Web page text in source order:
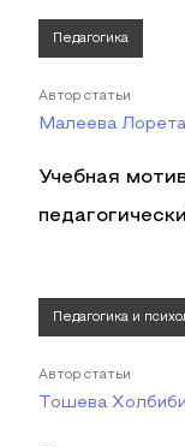
Педагогика
Автор статьи
Малеева
Учебная
Педагогика и
Автор статьи
Тошева